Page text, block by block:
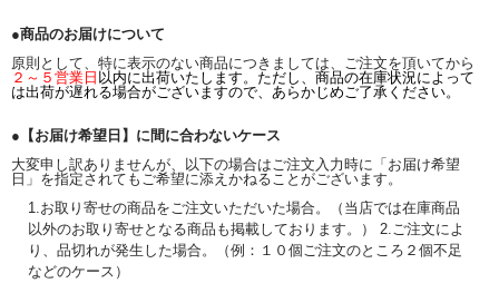
●商品のお届けについて
原則として、特に表示のない商品につきましては、ご注文を頂いてから
２～５営業日 以内に出荷いたします。ただし、商品の在庫状況によって
は出荷が遅れる場合がございますので、あらかじめご了承ください。
●【お届け希望日】に間に合わないケース
大変申し訳ありませんが、以下の場合はご注文入力時に「お届け希望
日」を指定されてもご希望に添えかねることがございます。
1.お取り寄せの商品をご注文いただいた場合。（当店では在庫商品
以外のお取り寄せとなる商品も掲載しております。） 2.ご注文によ
り、品切れが発生した場合。（例：１０個ご注文のところ２個不足
などのケース）